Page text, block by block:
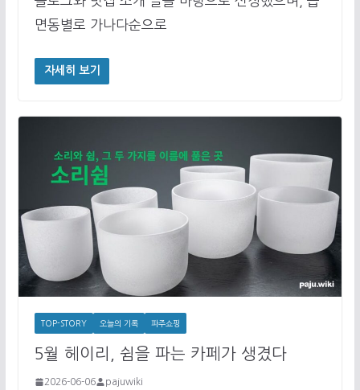
면동별로 가나다순으로
자세히 보기
TOP-STORY 오늘의 기록 파주쇼핑
5월 헤이리, 쉼을 파는 카페가 생겼다
2026-06-06 pajuwiki